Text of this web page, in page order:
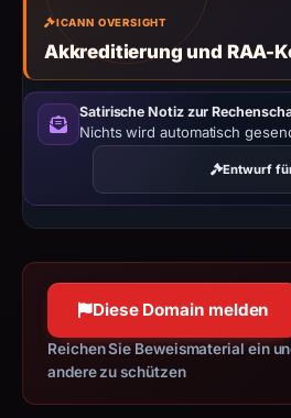
ICANN OVERSIGHT
Akkreditierung und RAA-
Satirische Notiz zur
Nichts wird automatisch
Entwurf
Diese Domain melden
Reichen Sie Beweismaterial ein
andere zu schützen